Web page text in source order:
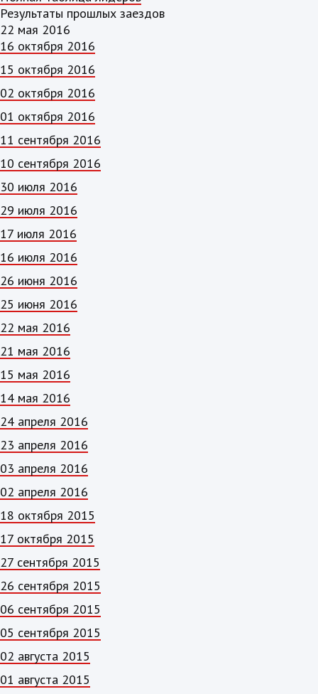
Результаты прошлых заездов
22 мая 2016
16 октября 2016
15 октября 2016
02 октября 2016
01 октября 2016
11 сентября 2016
10 сентября 2016
30 июля 2016
29 июля 2016
17 июля 2016
16 июля 2016
26 июня 2016
25 июня 2016
22 мая 2016
21 мая 2016
15 мая 2016
14 мая 2016
24 апреля 2016
23 апреля 2016
03 апреля 2016
02 апреля 2016
18 октября 2015
17 октября 2015
27 сентября 2015
26 сентября 2015
06 сентября 2015
05 сентября 2015
02 августа 2015
01 августа 2015